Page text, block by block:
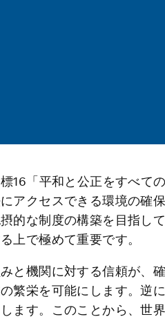
16「平和と公正をすべて
アクセスできる環境の確
的な制度の構築を目指し
上で極めて重要です。
と機関に対する信頼が、
繁栄を可能にします。逆
ます。このことから、世